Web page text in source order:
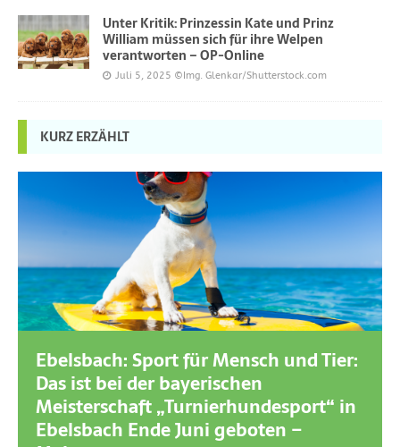
Unter Kritik: Prinzessin Kate und Prinz
William müssen sich für ihre Welpen
verantworten – OP-Online
Juli 5, 2025 ©Img. Glenkar/Shutterstock.com
KURZ ERZÄHLT
Ebelsbach: Sport für Mensch und Tier:
Das ist bei der bayerischen
Meisterschaft „Turnierhundesport“ in
Ebelsbach Ende Juni geboten –